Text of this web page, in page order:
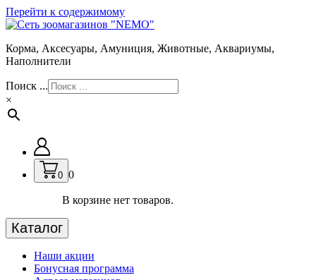
Перейти к содержимому
Корма, Аксесуары, Амуниция, Животные, Аквариумы,
Наполнители
Поиск ...
×
0 0
В корзине нет товаров.
Каталог
Наши акции
Бонусная программа